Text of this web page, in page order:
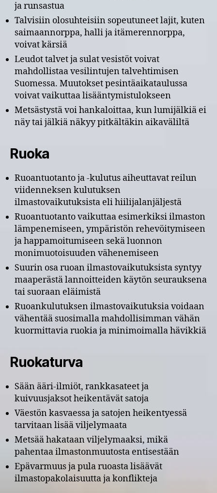
ja runsastua
Talvisiin olosuhteisiin sopeutuneet lajit, kuten
saimaannorppa, halli ja itämerennorppa,
voivat kärsiä
Leudot talvet ja sulat vesistöt voivat
mahdollistaa vesilintujen talvehtimisen
Suomessa. Muutokset pesintäaikataulussa
voivat vaikuttaa lisääntymistulokseen
Metsästystä voi hankaloittaa, kun lumijälkiä ei
näy tai jälkiä näkyy pitkältäkin aikaväliltä
Ruoka
Ruoantuotanto ja -kulutus aiheuttavat reilun
viidenneksen kulutuksen
ilmastovaikutuksista eli hiilijalanjäljestä
Ruoantuotanto vaikuttaa esimerkiksi ilmaston
lämpenemiseen, ympäristön rehevöitymiseen
ja happamoitumiseen sekä luonnon
monimuotoisuuden vähenemiseen
Suurin osa ruoan ilmastovaikutuksista syntyy
maaperästä lannoitteiden käytön seurauksena
tai suoraan eläimistä
Ruoankulutuksen ilmastovaikutuksia voidaan
vähentää suosimalla mahdollisimman vähän
kuormittavia ruokia ja minimoimalla hävikkiä
Ruokaturva
Sään ääri-ilmiöt, rankkasateet ja
kuivuusjaksot heikentävät satoja
Väestön kasvaessa ja satojen heikentyessä
tarvitaan lisää viljelymaata
Metsää hakataan viljelymaaksi, mikä
pahentaa ilmastonmuutosta entisestään
Epävarmuus ja pula ruoasta lisäävät
ilmastopakolaisuutta ja konflikteja